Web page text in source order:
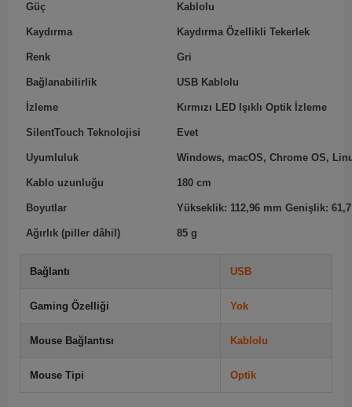
Güç Kablolu
Kaydırma Kaydırma Özellikli Tekerlek
Renk Gri
Bağlanabilirlik USB Kablolu
İzleme Kırmızı LED Işıklı Optik İzleme
SilentTouch Teknolojisi Evet
Uyumluluk Windows, macOS, Chrome OS,
Kablo uzunluğu 180 cm
Boyutlar Yükseklik: 112,96 mm Genişlik:
Ağırlık (piller dâhil) 85 g
Bağlantı USB
Gaming Özelliği Yok
Mouse Bağlantısı Kablolu
Mouse Tipi Optik